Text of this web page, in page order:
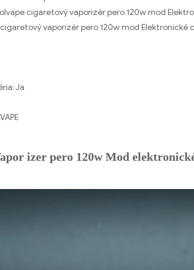
cigaretový vaporizér pero 120w mod
vaporizér pero 120w mod Elektronické
Ja
izer pero 120w Mod